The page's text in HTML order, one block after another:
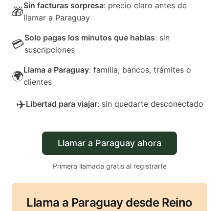
🎁Sin facturas sorpresa: precio claro antes de
llamar a Paraguay
💳Solo pagas los minutos que hablas: sin
suscripciones
🌍Llama a Paraguay: familia, bancos, trámites o
clientes
✈️Libertad para viajar: sin quedarte desconectado
Llamar a Paraguay ahora
Primera llamada gratis al registrarte
Llama a Paraguay desde Reino